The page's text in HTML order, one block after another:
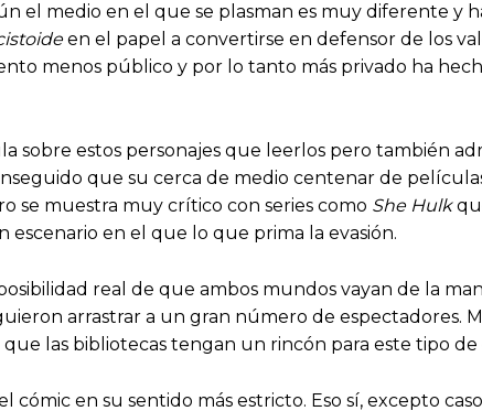
el medio en el que se plasman es muy diferente y
en el papel a convertirse en defensor de los
menos público y por lo tanto más privado ha
estos personajes que leerlos pero también
que su cerca de medio centenar de
se muestra muy crítico con series como She Hulk
escenario en el que lo que prima la evasión.
real de que ambos mundos vayan de la
arrastrar a un gran número de espectadores.
las bibliotecas tengan un rincón para este tipo de
en su sentido más estricto. Eso sí, excepto